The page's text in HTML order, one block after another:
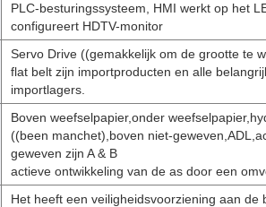
PLC-besturingssysteem, HMI werkt op het
configureert HDTV-monitor
Servo Drive ((gemakkelijk om de grootte te
flat belt zijn importproducten en alle
importlagers.
Boven weefselpapier,onder
((been manchet),boven niet-
geweven zijn A & B
actieve ontwikkeling van de as door een
Het heeft een veiligheidsvoorziening aan de